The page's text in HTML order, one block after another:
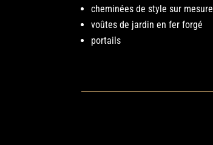
cheminées de style sur mesure
voûtes de jardin en fer forgé
portails